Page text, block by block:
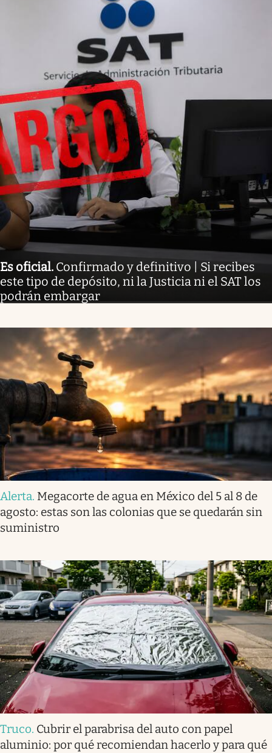
Es oficial. Confirmado y definitivo | Si recibes
este tipo de depósito, ni la Justicia ni el SAT los
podrán embargar
Alerta. Megacorte de agua en México del 5 al 8 de
agosto: estas son las colonias que se quedarán sin
suministro
Truco. Cubrir el parabrisa del auto con papel
aluminio: por qué recomiendan hacerlo y para qué